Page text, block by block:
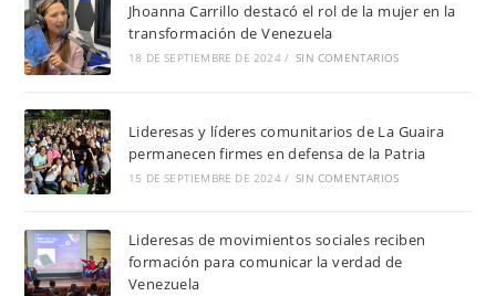
Jhoanna Carrillo destacó el rol de la mujer en la
transformación de Venezuela
18 DE SEPTIEMBRE DE 2024 / SIN COMENTARIOS
Lideresas y líderes comunitarios de La Guaira
permanecen firmes en defensa de la Patria
15 DE SEPTIEMBRE DE 2024 / SIN COMENTARIOS
Lideresas de movimientos sociales reciben
formación para comunicar la verdad de
Venezuela